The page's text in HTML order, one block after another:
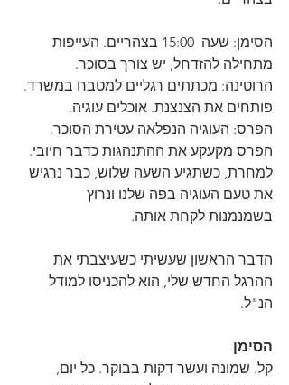
הסימן: שעה  15:00 בצהריים. העייפות
מתחילה להזדחל, יש צורך בסוכר.
הרוטינה: מכתתים רגליים למטבח במשרד.
פותחים את הצנצנת. אוכלים עוגיה.
הפרס: העוגיה הנפלאה עטירת הסוכר.
הפרס מקעקע את ההתנהגות כדבר חיובי.
למחרת, כשתגיע השעה שלוש, כבר נרגיש
את טעם העוגיה בפה שלנו ונרוץ
בשמנמנות לקחת אותה.
הדבר הראשון שעשיתי כשעיצבתי את
ההרגל החדש שלי, הוא להכניסו למודל
הנ"ל.
הסימן
קל. שמונה ועשר דקות בבוקר. כל יום,